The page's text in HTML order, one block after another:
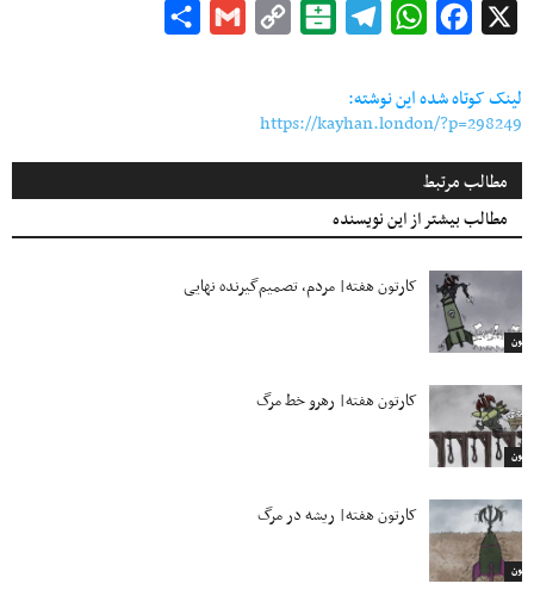
Facebook
WhatsApp
Telegram
Balatarin
Copy
Gmail
لینک کوتاه شده این نوشته:
https://kayhan.london/?p=298249
مطالب مرتبط
مطالب بیشتر از این نویسنده
کارتون
کارتون هفته| مردم، تصمیم‌گیرنده نهایی
کارتون
کارتون هفته| رهرو خط مرگ
کارتون
کارتون هفته| ریشه در مرگ